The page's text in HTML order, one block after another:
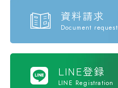
資料請求
Document request
LINE登録
LINE Registration